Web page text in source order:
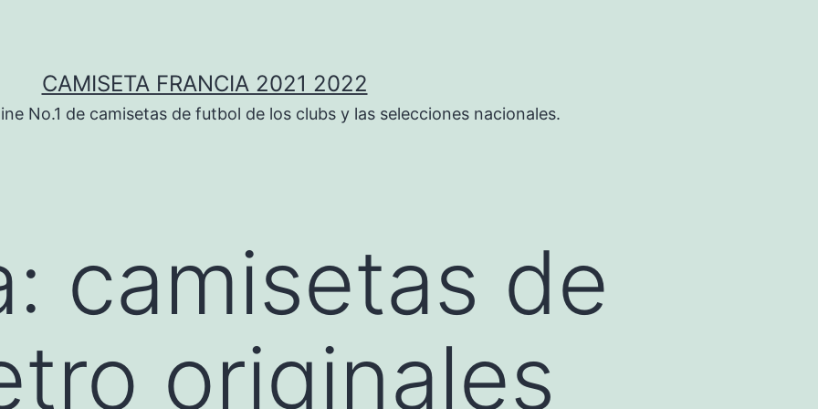
CAMISETA FRANCIA 2021 2022
No.1 de camisetas de futbol de los clubs y las selecciones nacionales.
camisetas de
originales